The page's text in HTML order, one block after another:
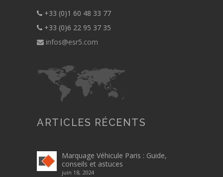
+33 (0)1 60 48 33 77
+33 (0)6 22 95 37 35
infos@esr5.com
ARTICLES RÉCENTS
Marquage Véhicule Paris : Guide,
conseils et astuces
juin 18, 2024